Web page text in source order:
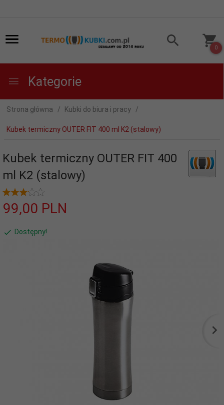
0
Kategorie
Strona główna Kubki do biura i pracy
Kubek termiczny OUTER FIT 400 ml K2 (stalowy)
Kubek termiczny OUTER FIT 400
ml K2 (stalowy)
99,00 PLN
Dostępny!